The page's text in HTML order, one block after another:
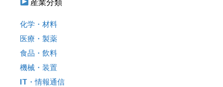
産業分類
化学・材料
医療・製薬
食品・飲料
機械・装置
IT・情報通信